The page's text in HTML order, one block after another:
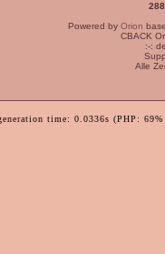
Powered by Orion
CBACK
:-:
Alle
time: 0.0336s (PHP: